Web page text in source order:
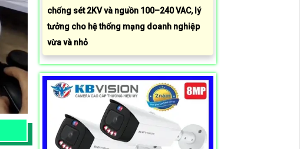
chống sét 2KV và nguồn 100–240 VAC, lý
tưởng cho hệ thống mạng doanh nghiệp
vừa và nhỏ